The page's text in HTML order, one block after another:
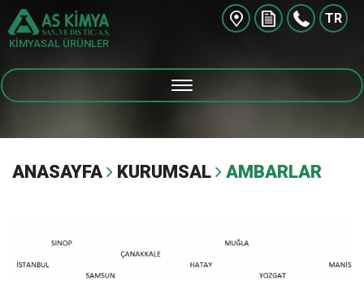
KİMYASAL ÜRÜNLER
TR
ANASAYFA KURUMSAL AMBARLAR